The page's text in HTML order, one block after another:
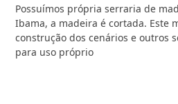
Possuímos própria serraria de
Ibama, a madeira é cortada. Este
construção dos cenários e outros
para uso próprio